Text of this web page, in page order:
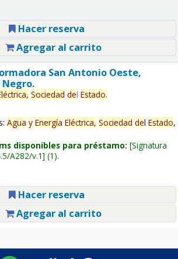
Hacer reserva
Agregar al carrito
San Antonio Oeste,
Sociedad del Estado.
Agua y Energía Eléctrica, Sociedad del Estado,
disponibles para préstamo: Signatura
A282/v.1 (1).
Hacer reserva
Agregar al carrito